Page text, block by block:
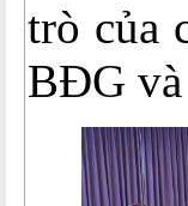
trò của
BĐG